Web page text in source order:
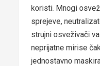
koristi. Mnogi
sprejeve,
strujni osveživači
neprijatne mirise
jednostavno